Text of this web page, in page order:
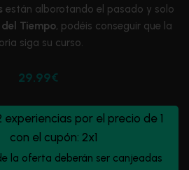
están alborotando el pasado y solo
Tiempo, podéis conseguir que la
siga su curso.
29.99€
experiencias por el precio de 1
con el cupón: 2x1
la oferta deberán ser canjeadas